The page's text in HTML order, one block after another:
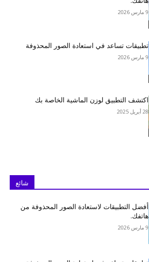
9 مارس 2026
تطبيقات تساعد في استعادة الصور المحذوفة
9 مارس 2026
اكتشف التطبيق لوزن الماشية الخاصة بك
28 أبريل 2025
شائع
أفضل التطبيقات لاستعادة الصور المحذوفة من
هاتفك.
9 مارس 2026